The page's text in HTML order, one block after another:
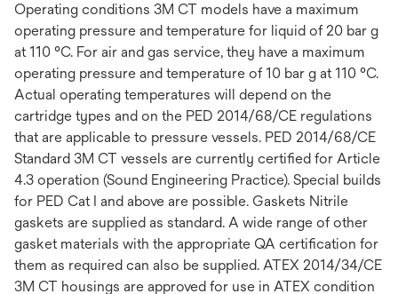
Operating conditions 3M CT models have a maximum
operating pressure and temperature for liquid of 20 bar g
at 110 °C. For air and gas service, they have a maximum
operating pressure and temperature of 10 bar g at 110 °C.
Actual operating temperatures will depend on the
cartridge types and on the PED 2014/68/CE regulations
that are applicable to pressure vessels. PED 2014/68/CE
Standard 3M CT vessels are currently certified for Article
4.3 operation (Sound Engineering Practice). Special builds
for PED Cat I and above are possible. Gaskets Nitrile
gaskets are supplied as standard. A wide range of other
gasket materials with the appropriate QA certification for
them as required can also be supplied. ATEX 2014/34/CE
3M CT housings are approved for use in ATEX condition